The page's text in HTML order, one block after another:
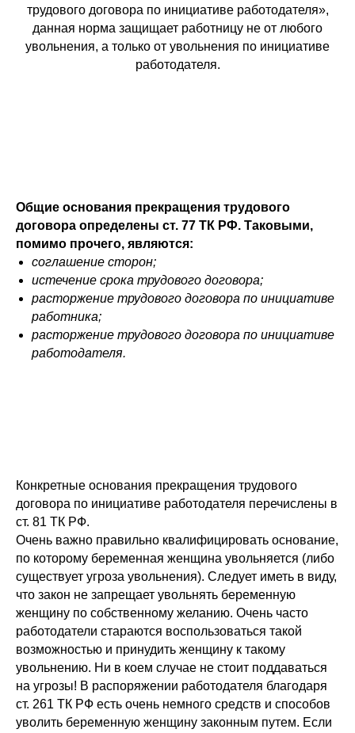
трудового договора по инициативе работодателя»,
данная норма защищает работницу не от любого
увольнения, а только от увольнения по инициативе
работодателя.
Общие основания прекращения трудового
договора определены ст. 77 ТК РФ. Таковыми,
помимо прочего, являются:
соглашение сторон;
истечение срока трудового договора;
расторжение трудового договора по инициативе
работника;
расторжение трудового договора по инициативе
работодателя.
Конкретные основания прекращения трудового
договора по инициативе работодателя перечислены в
ст. 81 ТК РФ.
Очень важно правильно квалифицировать основание,
по которому беременная женщина увольняется (либо
существует угроза увольнения). Следует иметь в виду,
что закон не запрещает увольнять беременную
женщину по собственному желанию. Очень часто
работодатели стараются воспользоваться такой
возможностью и принудить женщину к такому
увольнению. Ни в коем случае не стоит поддаваться
на угрозы! В распоряжении работодателя благодаря
ст. 261 ТК РФ есть очень немного средств и способов
уволить беременную женщину законным путем. Если